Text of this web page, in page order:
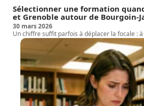
Sélectionner une formation
et Grenoble autour de Bourgoin-
30 mars 2026
Un chiffre suffit parfois à déplacer la focale :